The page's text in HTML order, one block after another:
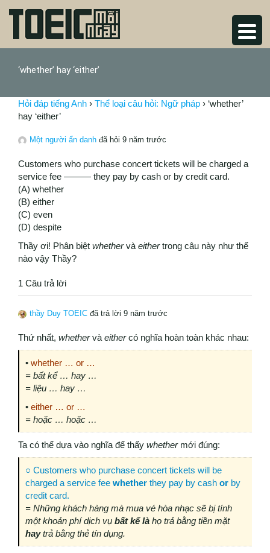
‘whether’ hay ‘either’
Hỏi đáp tiếng Anh › Thể loại câu hỏi: Ngữ pháp › ‘whether’
hay ‘either’
Một người ẩn danh đã hỏi 9 năm trước
Customers who purchase concert tickets will be charged a
service fee ——— they pay by cash or by credit card.
(A) whether
(B) either
(C) even
(D) despite
Thầy ơi! Phân biệt whethervà eithertrong câu này như thế
nào vậy Thầy?
1 Câu trả lời
thầy Duy TOEIC đã trả lời 9 năm trước
Thứ nhất, whethervà eithercó nghĩa hoàn toàn khác nhau:
• whether … or …
= bất kể … hay …
= liệu … hay …
• either … or …
= hoặc … hoặc …
Ta có thể dựa vào nghĩa để thấy whethermới đúng:
○ Customers who purchase concert tickets will be
charged a service fee whether they pay by cash or by
credit card.
= Những khách hàng mà mua vé hòa nhạc sẽ bị tính
một khoản phí dịch vụ bất kể là họ trả bằng tiền mặt
haytrả bằng thẻ tín dụng.